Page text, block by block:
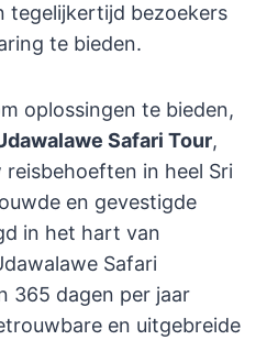
tegelijkertijd bezoekers
te bieden.
oplossingen te bieden,
Safari Tour,
in heel Sri
en gevestigde
in het hart van
Safari
365 dagen per jaar
en uitgebreide